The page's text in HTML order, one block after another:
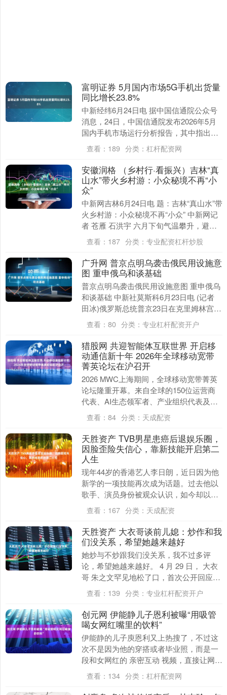
富明证券 5月国内市场5G手机出货量
同比增长23.8%
中新经纬6月24日电 据中国信通院公众号
消息，24日，中国信通院发布2026年5月
国内手机市场运行分析报告，其中指出，
2026年5月，国内市场5G手机出货量26....
查看： 189 分类： 杠杆配资网
安徽润格 （乡村行·看振兴）吉林“真
山水”带火乡村游：小众秘境不再“小
众”
中新网吉林6月24日电 题：吉林“真山水”带
火乡村游：小众秘境不再“小众” 中新网记
者 苍雁 石洪宇 六月下旬气温攀升，避暑
出游需求持续走高。依托未经过度开发
的....
查看： 187 分类： 专业配资杠杆炒股
广升网 普京点明乌袭击俄民用设施意
图 重申俄乌和谈基础
普京点明乌袭击俄民用设施意图 重申俄乌
和谈基础 中新社莫斯科6月23日电 (记者
田冰)俄罗斯总统普京23日在克里姆林宫通
过视频连线与俄政府成员举行会议时表
示，....
查看： 80 分类： 专业杠杆配资开户
猎股网 共迎智能体互联世界 开启移
动通信新十年 2026年全球移动宽带
菁英论坛在沪召开
2026 MWC上海期间，全球移动宽带菁英
论坛隆重开幕。来自全球的150位运营商
代表、AI生态领军者、产业组织代表及学
者齐聚一堂，共同探讨面向移动通信未来
十年的....
查看： 84 分类： 天成配资
天胜资产 TVB男星患癌后退娱乐圈，
因脸歪险失信心，靠新技能开启第二
人生
现年44岁的香港艺人李日朗，近日因为他
新学的一项技能再次成为话题。过去他以
歌手、演员身份被观众认识，如今却以另
一种身份重新站到人前，甚至把这段经历
形容为自己的第....
查看： 167 分类： 天成配资
天胜资产 大衣哥谈前儿媳：炒作和我
们没关系，希望她越来越好
她炒与不炒跟我们没关系，我不过多评
论，希望她越来越好。 4 月 29 日， 大衣
哥 朱之文罕见地松了口，首次公开回应前
儿媳陈亚男的再婚一事。短短几句话，既
划清了....
查看： 139 分类： 专业杠杆配资开户
创元网 伊能静儿子恩利被曝“用吸管
喝女网红嘴里的饮料”
伊能静的儿子庾恩利又上热搜了，不过这
次不是因为他的穿搭或者毕业照，而是一
段和女网红的 亲密互动 视频，直接让网友
炸开了锅。 据网友 4 月 30 日爆料，视频
里....
查看： 134 分类： 杠杆配资网